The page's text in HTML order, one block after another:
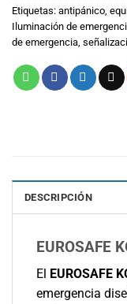
Etiquetas: antipánico
Iluminación de
de emergencia
DESCRIPCIÓN
EUROSAFE
El EUROSAFE
emergencia